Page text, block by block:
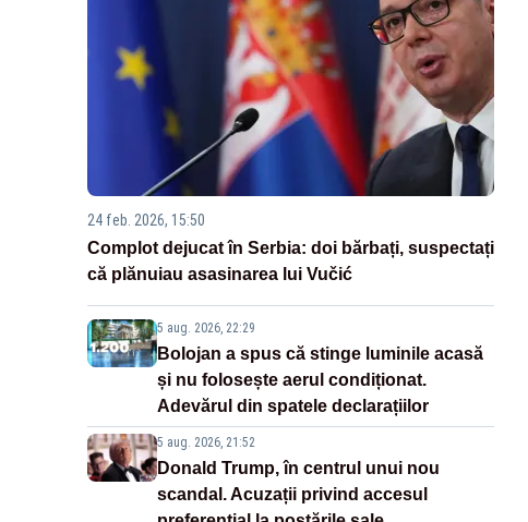
24 feb. 2026, 15:50
Complot dejucat în Serbia: doi bărbați, suspectați
că plănuiau asasinarea lui Vučić
5 aug. 2026, 22:29
Bolojan a spus că stinge luminile acasă
și nu folosește aerul condiționat.
Adevărul din spatele declarațiilor
5 aug. 2026, 21:52
Donald Trump, în centrul unui nou
scandal. Acuzații privind accesul